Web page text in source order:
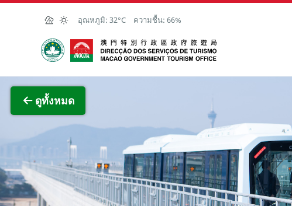
Skip to Main Content
อุณหภูมิ: 32°C ความชื้น: 66%
สำนักงานการท่องเที่ยวของรัฐบาลมาเก๊า
ดูทั้งหมด